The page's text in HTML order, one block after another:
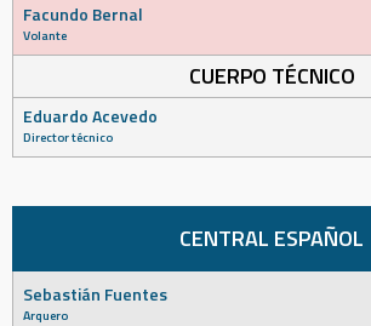
Facundo Bernal
Volante
CUERPO TÉCNICO
Eduardo Acevedo
Director técnico
CENTRAL ESPAÑOL
Sebastián Fuentes
Arquero